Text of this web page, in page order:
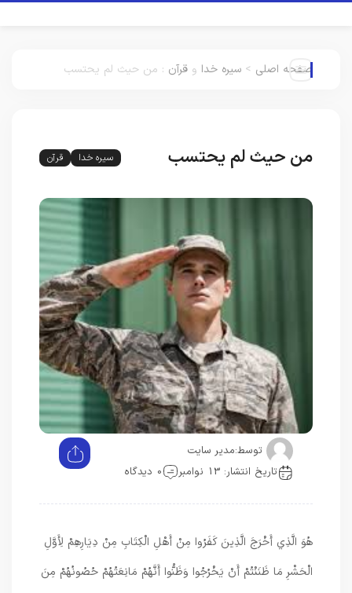
صفحه اصلی > سیره خدا و قرآن : من حیث لم یحتسب
من حیث لم یحتسب سیره خدا قرآن
توسط:مدیر سایت
تاریخ انتشار: 13 نوامبر
0 دیدگاه
هُوَ الَّذِي أَخْرَجَ الَّذِينَ كَفَرُوا مِنْ أَهْلِ الْكِتَابِ مِنْ دِيَارِهِمْ لِأَوَّلِ
الْحَشْرِ مَا ظَنَنْتُمْ أَنْ يَخْرُجُوا وَظَنُّوا أَنَّهُمْ مَانِعَتُهُمْ حُصُونُهُمْ مِنَ